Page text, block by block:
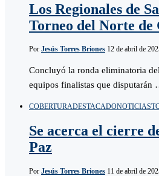
Los Regionales de
Torneo del Norte de
Por Jesús Torres Briones 12 de abril de
Concluyó la ronda eliminatoria
equipos finalistas que disputarán
COBERTURADESTACADONOTICIAS
Se acerca el cierre
Paz
Por Jesús Torres Briones 11 de abril de